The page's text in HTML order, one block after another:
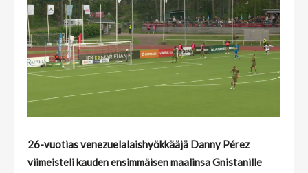
26-vuotias venezuelalaishyökkääjä Danny Pérez
viimeisteli kauden ensimmäisen maalinsa Gnistanille